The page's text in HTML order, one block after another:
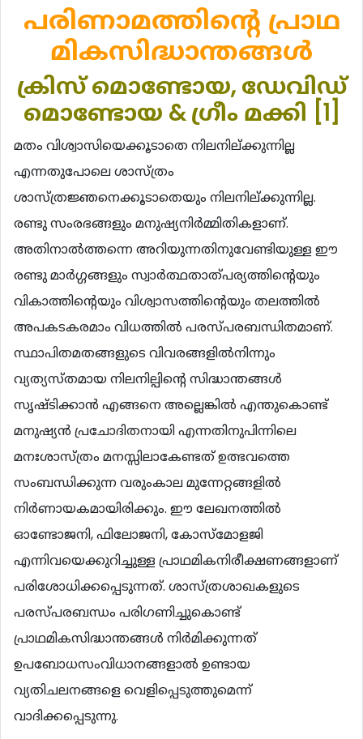
പരിണാമത്തിന്‍റെ പ്രാഥ
മികസിദ്ധാന്തങ്ങള്‍
ക്രിസ് മൊണ്ടോയ, ഡേവിഡ്
മൊണ്ടോയ & ഗ്രീം മക്കി [1]
മതം വിശ്വാസിയെക്കൂടാതെ നിലനില്ക്കുന്നില്ല
എന്നതുപോലെ ശാസ്ത്രം
ശാസ്ത്രജ്ഞനെക്കൂടാതെയും നിലനില്ക്കുന്നില്ല.
രണ്ടു സംരഭങ്ങളും മനുഷ്യനിര്‍മ്മിതികളാണ്.
അതിനാല്‍ത്തന്നെ അറിയുന്നതിനുവേണ്ടിയുള്ള ഈ
രണ്ടു മാര്‍ഗ്ഗങ്ങളും സ്വാര്‍ത്ഥതാത്പര്യത്തിന്‍റെയും
വികാത്തിന്‍റെയും വിശ്വാസത്തിന്‍റെയും തലത്തില്‍
അപകടകരമാം വിധത്തില്‍ പരസ്പരബന്ധിതമാണ്.
സ്ഥാപിതമതങ്ങളുടെ വിവരങ്ങളില്‍നിന്നും
വ്യത്യസ്തമായ നിലനില്പിന്‍റെ സിദ്ധാന്തങ്ങള്‍
സൃഷ്ടിക്കാന്‍ എങ്ങനെ അല്ലെങ്കില്‍ എന്തുകൊണ്ട്
മനുഷ്യന്‍ പ്രചോദിതനായി എന്നതിനുപിന്നിലെ
മനഃശാസ്ത്രം മനസ്സിലാകേണ്ടത് ഉത്ഭവത്തെ
സംബന്ധിക്കുന്ന വരുംകാല മുന്നേറ്റങ്ങളില്‍
നിര്‍ണായകമായിരിക്കും. ഈ ലേഖനത്തില്‍
ഓണ്ടോജനി, ഫിലോജനി, കോസ്മോളജി
എന്നിവയെക്കുറിച്ചുള്ള പ്രാഥമികനിരീക്ഷണങ്ങളാണ്
പരിശോധിക്കപ്പെടുന്നത്. ശാസ്ത്രശാഖകളുടെ
പരസ്പരബന്ധം പരിഗണിച്ചുകൊണ്ട്
പ്രാഥമികസിദ്ധാന്തങ്ങള്‍ നിര്‍മിക്കുന്നത്
ഉപബോധസംവിധാനങ്ങളാല്‍ ഉണ്ടായ
വ്യതിചലനങ്ങളെ വെളിപ്പെടുത്തുമെന്ന്
വാദിക്കപ്പെടുന്നു.